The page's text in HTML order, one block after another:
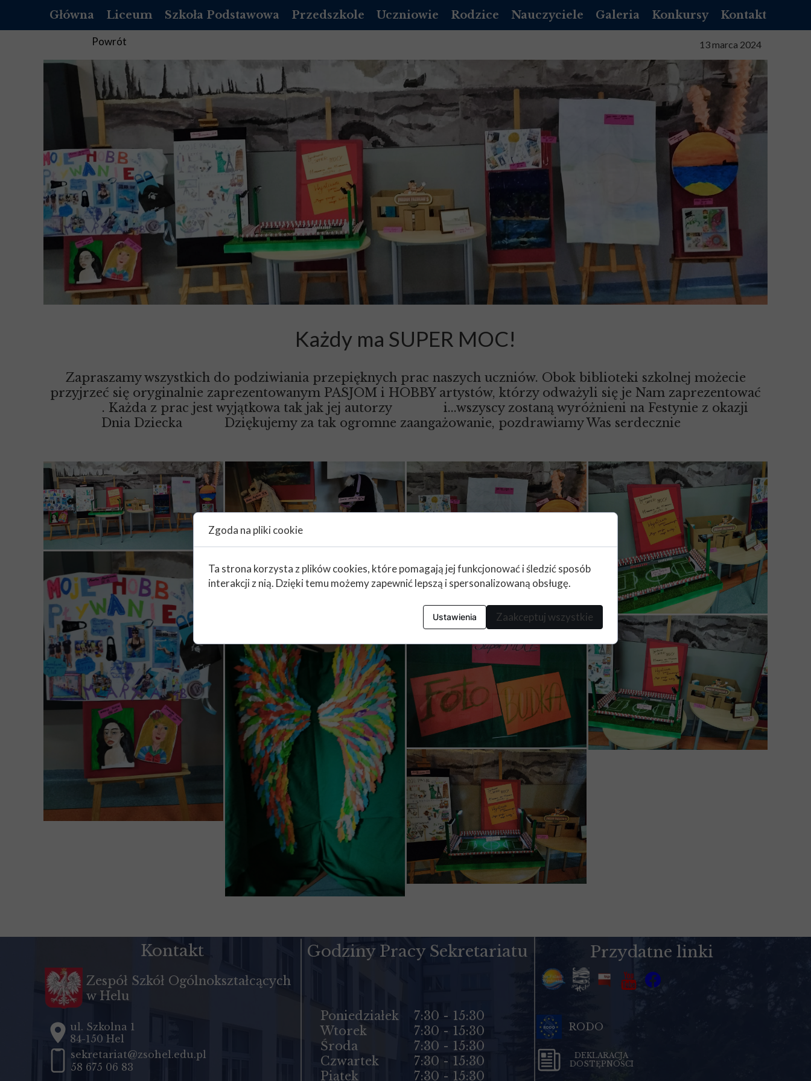
Powrót 13 marca 2024
Główna Liceum
OFERTA
REKRUTACJA LICEUM
DOKUMENTY
LISTA PODRĘCZNIKÓW DO 1 KLASY LICEUM 2026/2027
LISTA PODRĘCZNIKÓW DO 2 KLASY LICEUM 2026/2027
LISTA PODRĘCZNIKÓW DO 3 KLASY LICEUM 2026/2027
LISTA PODRĘCZNIKÓW DO 4 KLASY LICEUM 2026/2027
STANDARDY OCHRONY MAŁOLETNICH
Szkoła Podstawowa
REKRUTACJA SZKOŁA PODSTAWOWA
DOKUMENTY
PEDAGOG
PSYCHOLOG
PEDAGOG SPECJALNY/ LOGOPEDA
BIBLIOTEKA
STANDARDY OCHRONY MAŁOLETNICH
Przedszkole
REKRUTACJA PRZEDSZKOLE
DOKUMENTY
ROZKŁAD DNIA
KALENDARZ UROCZYSTOŚCI
INFORMACJE DODATKOWE
OPŁATY
STOŁÓWKA-PRZEDSZKOLE
STANDARDY OCHRONY MAŁOLETNICH
Uczniowie
EGZAMINY
MLEGITYMACJA
DZWONKI
STOŁÓWKA
Rodzice
RADA RODZICÓW
KALENDARZ ORGANIZACYJNY
Nauczyciele
DZIENNIK VULCAN
POCZTA SŁUŻBOWA
Galeria Konkursy Kontakt
Kontakt
Zespół Szkół Ogólnokształcących
w Helu
ul. Szkolna 1
84-150 Hel
sekretariat@zsohel.edu.pl
58 675 06 83
Godziny Pracy Sekretariatu
Poniedziałek
Wtorek
Środa
Czwartek
Piątek
7:30 - 15:30
7:30 - 15:30
7:30 - 15:30
7:30 - 15:30
7:30 - 15:30
Przydatne linki
RODO
DEKLARACJA
DOSTĘPNOŚCI
Każdy ma SUPER MOC!
Zapraszamy wszystkich do podziwiania przepięknych prac naszych uczniów. Obok biblioteki szkolnej możecie
przyjrzeć się oryginalnie zaprezentowanym PASJOM i HOBBY artystów, którzy odważyli się je Nam zaprezentować
. Każda z prac jest wyjątkowa tak jak jej autorzy
i...wszyscy zostaną wyróżnieni na Festynie z okazji
Dnia Dziecka
Dziękujemy za tak ogromne zaangażowanie, pozdrawiamy Was serdecznie
Zgoda na pliki cookie
Ta strona korzysta z plików cookies, które pomagają jej funkcjonować i śledzić sposób
interakcji z nią. Dzięki temu możemy zapewnić lepszą i spersonalizowaną obsługę.
Ustawienia Zaakceptuj wszystkie